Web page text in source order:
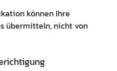
können Ihre
übermitteln, nicht von